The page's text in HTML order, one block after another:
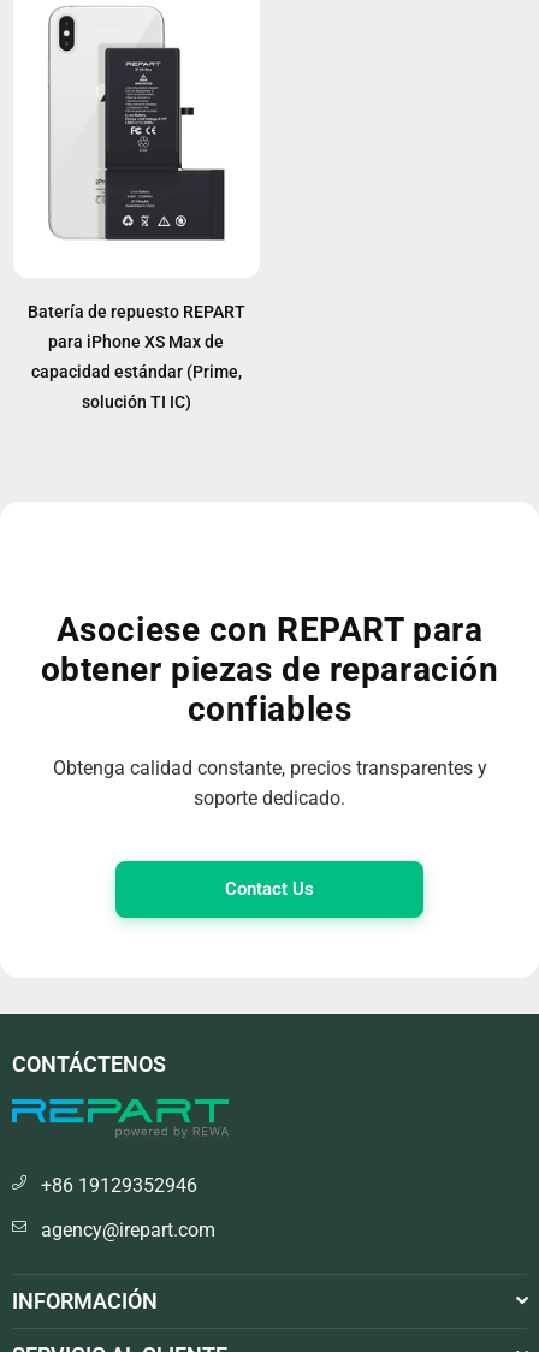
Batería de repuesto REPART
para iPhone XS Max de
capacidad estándar (Prime,
solución TI IC)
Asociese con REPART para
obtener piezas de reparación
confiables
Obtenga calidad constante, precios transparentes y
soporte dedicado.
Contact Us
CONTÁCTENOS
+86 19129352946
agency@irepart.com
INFORMACIÓN